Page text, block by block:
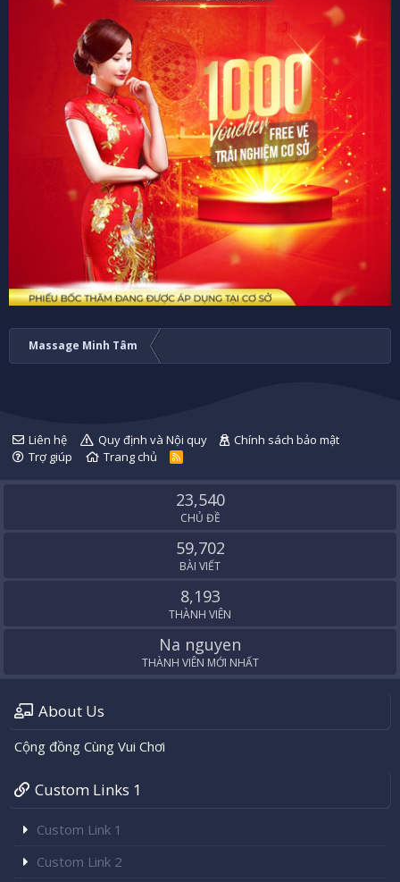
Massage Minh Tâm
Liên hệ Quy định và Nội quy
Chính sách bảo mật
Trợ giúp
Trang chủ
R
S
23,540
CHỦ ĐỀ
59,702
BÀI VIẾT
8,193
THÀNH VIÊN
Na nguyen
THÀNH VIÊN MỚI NHẤT
About Us
Cộng đồng Cùng Vui Chơi
Custom Links 1
Custom Link 1
Custom Link 2